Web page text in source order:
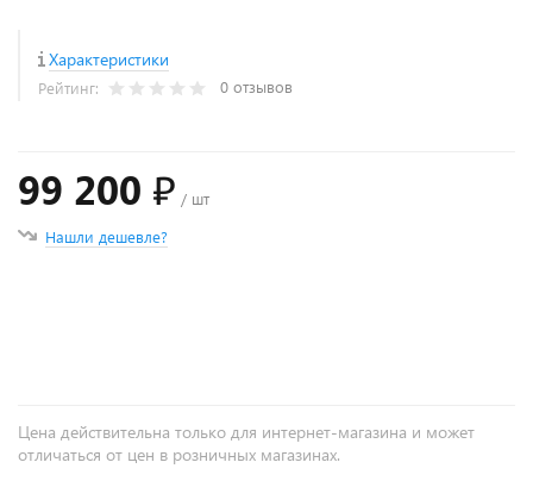
Характеристики
Рейтинг: 0 отзывов
99 200 ₽ / шт
Нашли дешевле?
Цена действительна только для интернет-магазина и может
отличаться от цен в розничных магазинах.